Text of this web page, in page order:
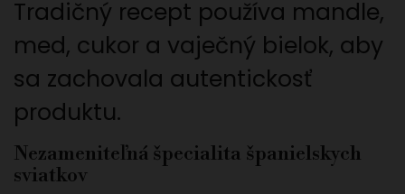
Tradičný recept používa mandle,
med, cukor a vaječný bielok, aby
sa zachovala autentickosť
produktu.
Nezameniteľná špecialita španielskych
sviatkov